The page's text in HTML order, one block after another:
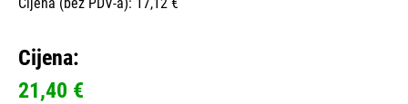
Cijena:
21,40 €